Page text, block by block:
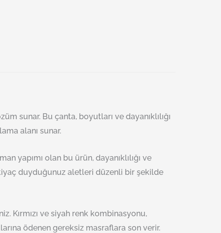
sunar. Bu çanta, boyutları ve dayanıklılığı
alanı sunar.
yapımı olan bu ürün, dayanıklılığı ve
duyduğunuz aletleri düzenli bir şekilde
Kırmızı ve siyah renk kombinasyonu,
ödenen gereksiz masraflara son verir.